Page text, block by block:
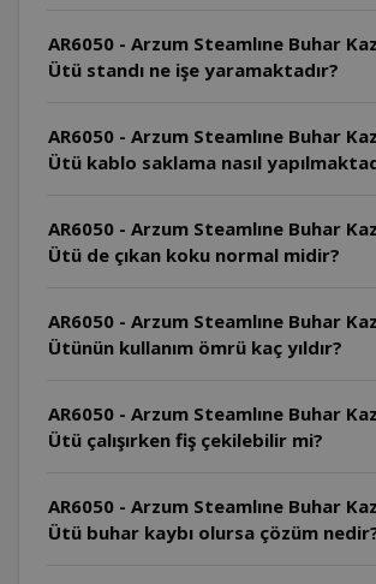
AR6050 - Arzum Steamlıne Buhar
Ütü standı ne işe yaramaktadır?
AR6050 - Arzum Steamlıne Buhar
Ütü kablo saklama nasıl
AR6050 - Arzum Steamlıne Buhar
Ütü de çıkan koku normal midir?
AR6050 - Arzum Steamlıne Buhar
Ütünün kullanım ömrü kaç yıldır?
AR6050 - Arzum Steamlıne Buhar
Ütü çalışırken fiş çekilebilir mi?
AR6050 - Arzum Steamlıne Buhar
Ütü buhar kaybı olursa çözüm